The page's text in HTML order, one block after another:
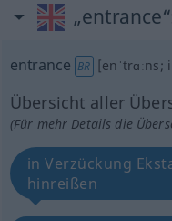
„entrance“
entrance BR [enˈtrɑːns;
Übersicht aller
(Für mehr Details die
in Verzückung
hinreißen